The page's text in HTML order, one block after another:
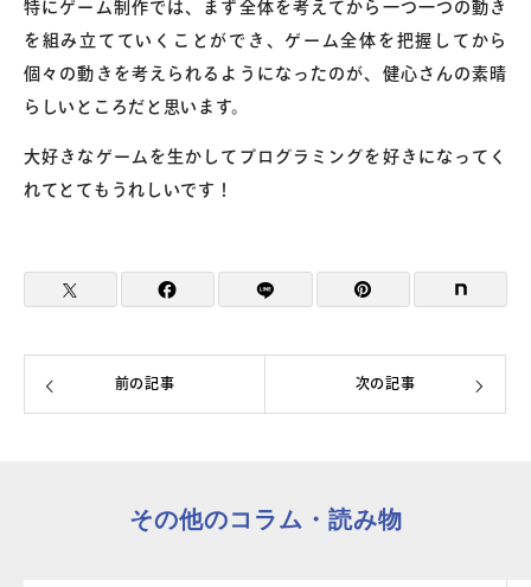
特にゲーム制作では、まず全体を考えてから一つ一つの動き
を組み立てていくことができ、ゲーム全体を把握してから
個々の動きを考えられるようになったのが、健心さんの素晴
らしいところだと思います。
大好きなゲームを生かしてプログラミングを好きになってく
れてとてもうれしいです！
前の記事 次の記事
その他のコラム・読み物